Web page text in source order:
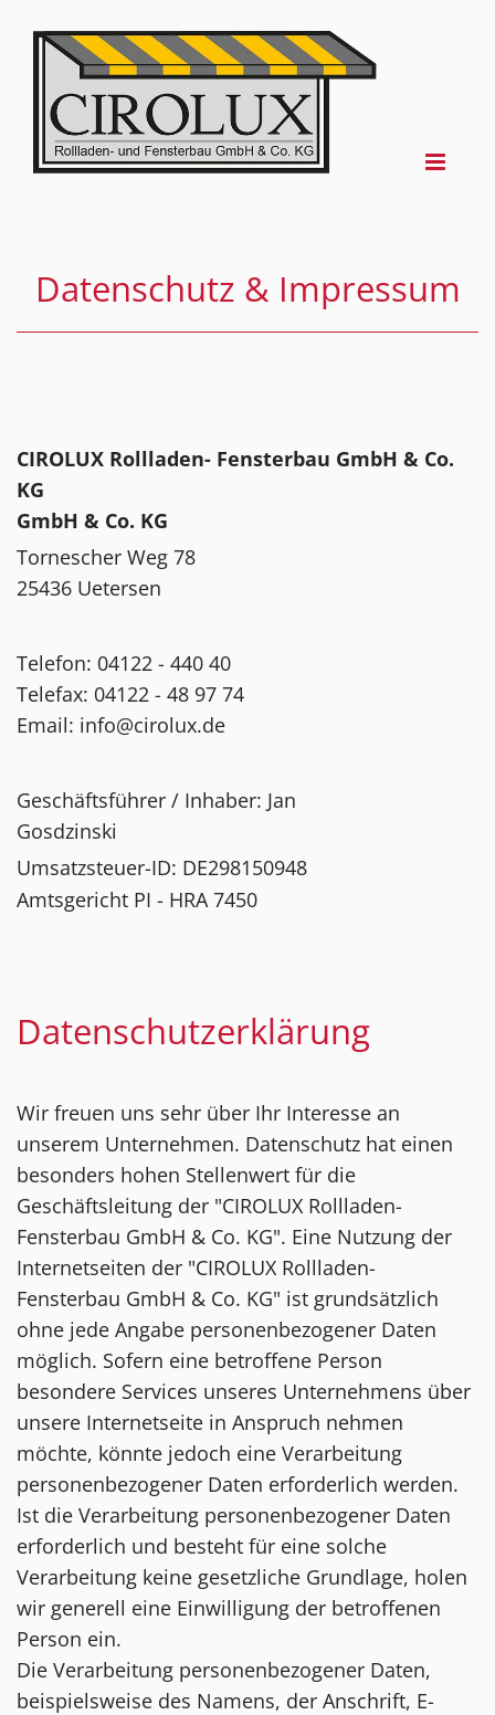
Datenschutz & Impressum
CIROLUX Rollladen- Fensterbau GmbH & Co.
KG
GmbH & Co. KG
Tornescher Weg 78
25436 Uetersen
Telefon: 04122 - 440 40
Telefax: 04122 - 48 97 74
Email: info@cirolux.de
Geschäftsführer / Inhaber: Jan
Gosdzinski
Umsatzsteuer-ID: DE298150948
Amtsgericht PI - HRA 7450
Datenschutzerklärung
Wir freuen uns sehr über Ihr Interesse an
unserem Unternehmen. Datenschutz hat einen
besonders hohen Stellenwert für die
Geschäftsleitung der "CIROLUX Rollladen-
Fensterbau GmbH & Co. KG". Eine Nutzung der
Internetseiten der "CIROLUX Rollladen-
Fensterbau GmbH & Co. KG" ist grundsätzlich
ohne jede Angabe personenbezogener Daten
möglich. Sofern eine betroffene Person
besondere Services unseres Unternehmens über
unsere Internetseite in Anspruch nehmen
möchte, könnte jedoch eine Verarbeitung
personenbezogener Daten erforderlich werden.
Ist die Verarbeitung personenbezogener Daten
erforderlich und besteht für eine solche
Verarbeitung keine gesetzliche Grundlage, holen
wir generell eine Einwilligung der betroffenen
Person ein.
Die Verarbeitung personenbezogener Daten,
beispielsweise des Namens, der Anschrift, E-